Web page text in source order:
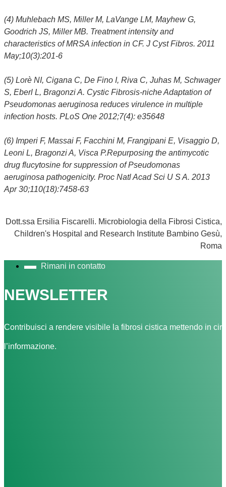
(4) Muhlebach MS, Miller M, LaVange LM, Mayhew G,
Goodrich JS, Miller MB. Treatment intensity and
characteristics of MRSA infection in CF. J Cyst Fibros. 2011
May;10(3):201-6
(5) Lorè NI, Cigana C, De Fino I, Riva C, Juhas M, Schwager
S, Eberl L, Bragonzi A. Cystic Fibrosis-niche Adaptation of
Pseudomonas aeruginosa reduces virulence in multiple
infection hosts. PLoS One 2012;7(4): e35648
(6) Imperi F, Massai F, Facchini M, Frangipani E, Visaggio D,
Leoni L, Bragonzi A, Visca P.Repurposing the antimycotic
drug flucytosine for suppression of Pseudomonas
aeruginosa pathogenicity. Proc Natl Acad Sci U S A. 2013
Apr 30;110(18):7458-63
Dott.ssa Ersilia Fiscarelli. Microbiologia della Fibrosi Cistica,
Children's Hospital and Research Institute Bambino Gesù,
Roma
Rimani in contatto
NEWSLETTER
Contribuisci a rendere visibile la fibrosi cistica mettendo in
l’informazione.